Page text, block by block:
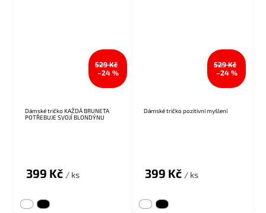
529 Kč
–24 %
Dámské tričko KAŽDÁ BRUNETA
POTŘEBUJE SVOJÍ BLONDÝNU
399 Kč / ks
529 Kč
–24 %
Dámské tričko pozitivní myšlení
399 Kč / ks